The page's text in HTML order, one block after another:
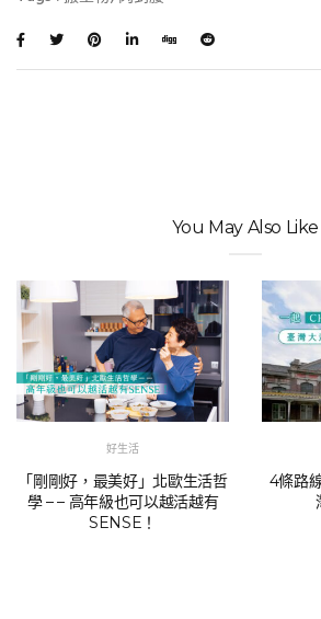
You May Also Like
好生活
「剛剛好，最美好」北歐生活哲
學 – – 高年級也可以越活越有
SENSE！
4條路